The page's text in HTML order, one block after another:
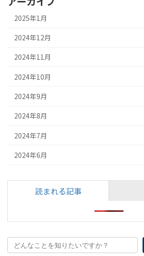
2025年1月
2024年12月
2024年11月
2024年10月
2024年9月
2024年8月
2024年7月
2024年6月
読まれる記事